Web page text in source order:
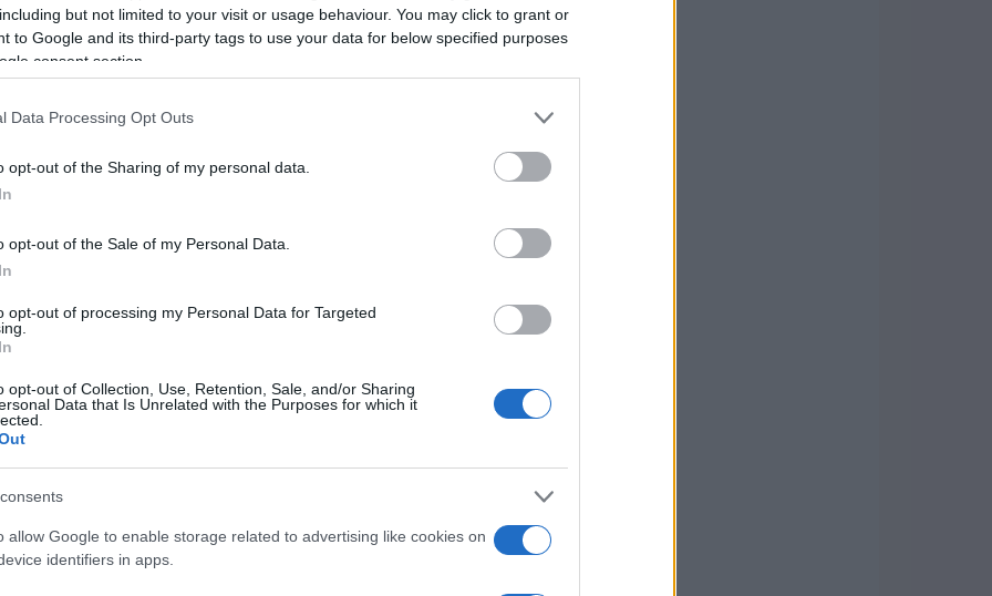
but not limited to your visit or usage behaviour. You may click to grant or
to Google and its third-party tags to use your data for below specified purposes
consent section.
Data Processing Opt Outs
opt-out of the Sharing of my personal data.
opt-out of the Sale of my Personal Data.
opt-out of processing my Personal Data for Targeted
opt-out of Collection, Use, Retention, Sale, and/or Sharing
Data that Is Unrelated with the Purposes for which it
allow Google to enable storage related to advertising like cookies on
identifiers in apps.
per affrontare le richieste quotidiane.
impegni lavorativi e le esigenze familiari.
da svolgere non solo chiarisce il percorso,
di impegni.
un senso di stabilità. Ad esempio,
bambini e alla pianificazione della giornata